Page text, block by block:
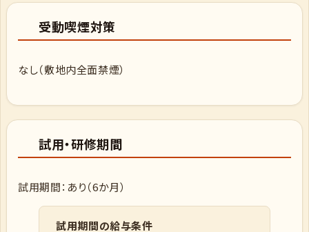
受動喫煙対策
なし（敷地内全面禁煙）
試用・研修期間
試用期間：あり（6か月）
試用期間の給与条件